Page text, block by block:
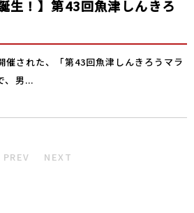
生！】第43回魚津しんきろ
催された、「第43回魚津しんきろうマラ
、男...
PREV NEXT